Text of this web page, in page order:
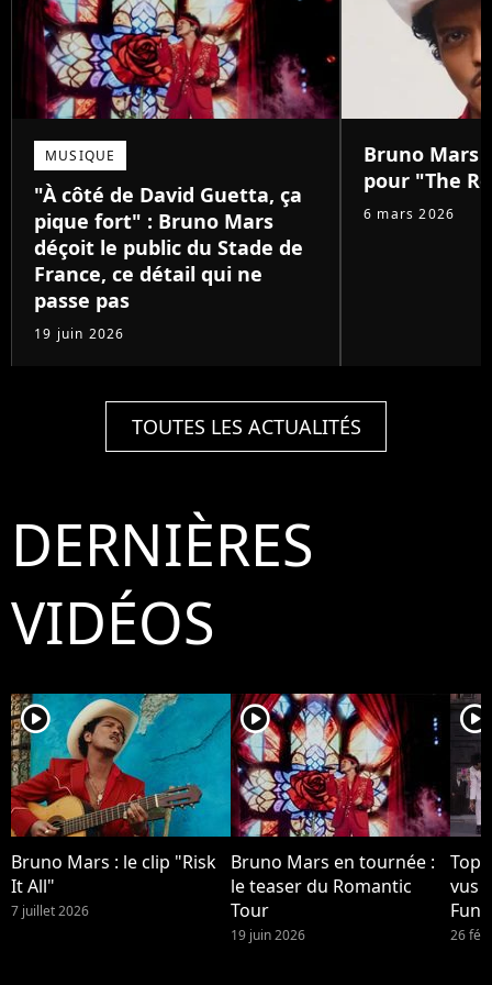
MUSIQUE
"À côté de David Guetta, ça
pique fort" : Bruno Mars
déçoit le public du Stade de
France, ce détail qui ne
passe pas
19 juin 2026
Bruno Mars
pour "The
6 mars 2026
TOUTES LES ACTUALITÉS
DERNIÈRES
VIDÉOS
player2
Bruno Mars : le clip "Risk
It All"
7 juillet 2026
player2
Bruno Mars en tournée :
le teaser du Romantic
Tour
19 juin 2026
player2
Top
vus
26